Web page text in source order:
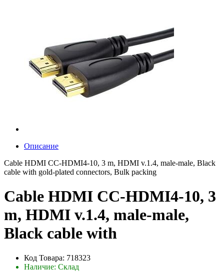
Описание
Cable HDMI CC-HDMI4-10, 3 m, HDMI v.1.4, male-male, Black
cable with gold-plated connectors, Bulk packing
Cable HDMI CC-HDMI4-10, 3
m, HDMI v.1.4, male-male,
Black cable with
Код Товара: 718323
Наличие: Склад